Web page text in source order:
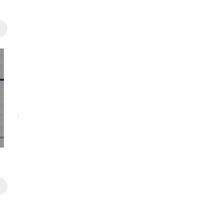
.